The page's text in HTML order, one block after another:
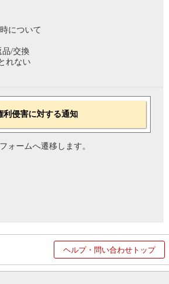
について
品/交換
れない
利侵害に対する通知
ォームへ遷移します。
ヘルプ・問い合わせトップ